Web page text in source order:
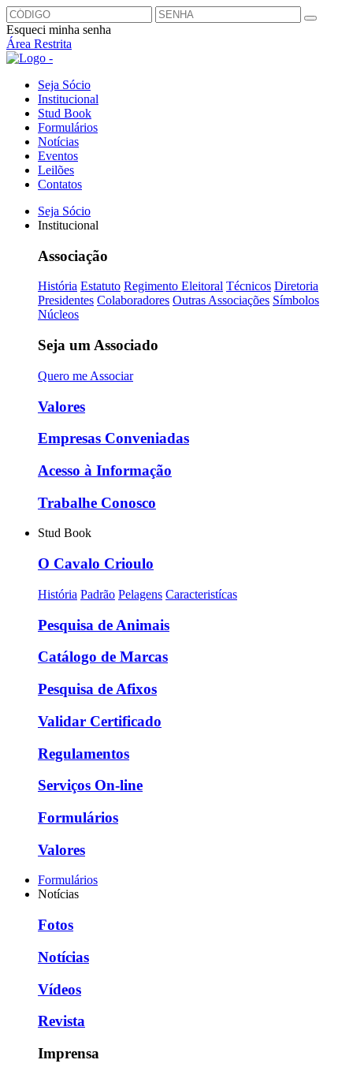
Esqueci minha senha
Área Restrita
Seja Sócio
Institucional
Stud Book
Formulários
Notícias
Eventos
Leilões
Contatos
Seja Sócio
Institucional
Associação
História Estatuto Regimento Eleitoral Técnicos Diretoria
Presidentes Colaboradores Outras Associações Símbolos
Núcleos
Seja um Associado
Quero me Associar
Valores
Empresas Conveniadas
Acesso à Informação
Trabalhe Conosco
Stud Book
O Cavalo Crioulo
História Padrão Pelagens Caracteristícas
Pesquisa de Animais
Catálogo de Marcas
Pesquisa de Afixos
Validar Certificado
Regulamentos
Serviços On-line
Formulários
Valores
Formulários
Notícias
Fotos
Notícias
Vídeos
Revista
Imprensa